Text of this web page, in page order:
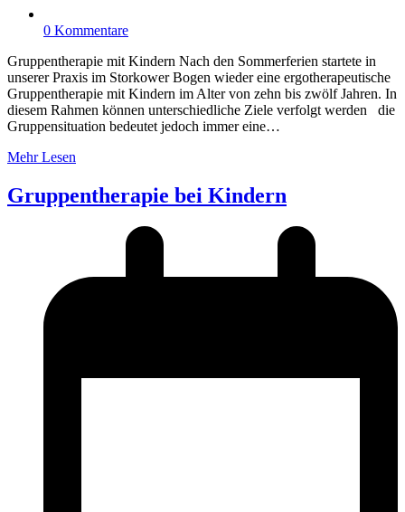
0 Kommentare
Gruppentherapie mit Kindern Nach den Sommerferien startete in
unserer Praxis im Storkower Bogen wieder eine ergotherapeutische
Gruppentherapie mit Kindern im Alter von zehn bis zwölf Jahren. In
diesem Rahmen können unterschiedliche Ziele verfolgt werden die
Gruppensituation bedeutet jedoch immer eine…
Mehr Lesen
Gruppentherapie bei Kindern